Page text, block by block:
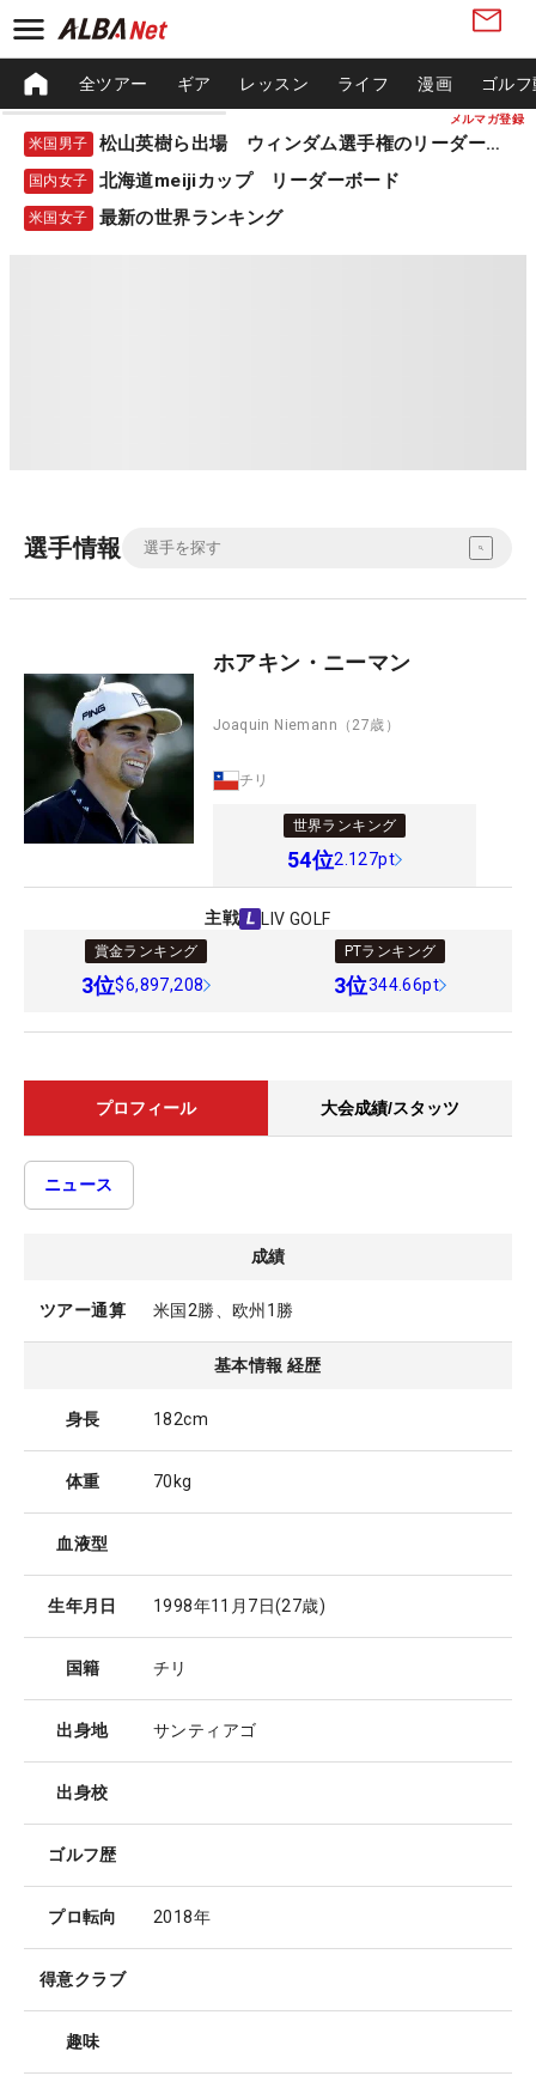
メルマガ登録
全ツアー ギア レッスン ライフ 漫画 ゴル
米国男子 松山英樹ら出場 ウィンダム選手権のリーダーボード
国内女子 北海道meijiカップ リーダーボード
米国女子 最新の世界ランキング
選手情報
ホアキン・ニーマン
Joaquin Niemann （27歳）
チリ
世界ランキング
54位2.127pt
主戦 LIV GOLF
賞金ランキング
3位$6,897,208
PTランキング
3位344.66pt
プロフィール 大会成績/スタッツ
ニュース
成績
ツアー通算 米国2勝、欧州1勝
基本情報 経歴
身長 182cm
体重 70kg
血液型
生年月日 1998年11月7日(27歳)
国籍 チリ
出身地 サンティアゴ
出身校
ゴルフ歴
プロ転向 2018年
得意クラブ
趣味